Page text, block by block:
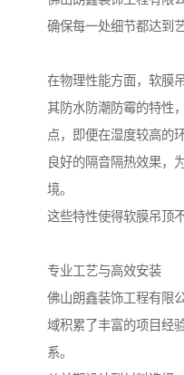
确保每一处细节都达到
在物理性能方面，软膜
其防水防潮防霉的特性
点，即便在湿度较高的
良好的隔音隔热效果，
境。
这些特性使得软膜吊顶
专业工艺与高效安装
佛山朗鑫装饰工程有限
域积累了丰富的项目经
系。